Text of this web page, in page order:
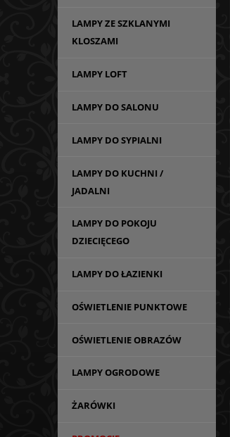
LAMPY ZE SZKLANYMI
KLOSZAMI
LAMPY LOFT
LAMPY DO SALONU
LAMPY DO SYPIALNI
LAMPY DO KUCHNI /
JADALNI
LAMPY DO POKOJU
DZIECIĘCEGO
LAMPY DO ŁAZIENKI
OŚWIETLENIE PUNKTOWE
OŚWIETLENIE OBRAZÓW
LAMPY OGRODOWE
ŻARÓWKI